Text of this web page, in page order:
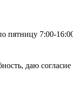
пятницу 7:00-
даю